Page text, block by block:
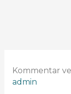
Kommentar
admin